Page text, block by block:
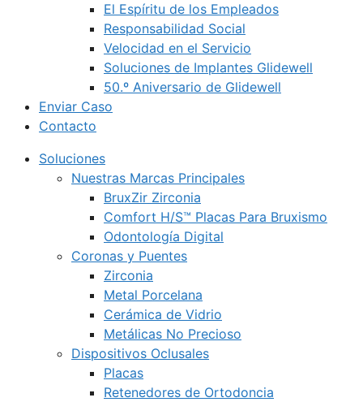
El Espíritu de los Empleados
Responsabilidad Social
Velocidad en el Servicio
Soluciones de Implantes Glidewell
50.º Aniversario de Glidewell
Enviar Caso
Contacto
Soluciones
Nuestras Marcas Principales
BruxZir Zirconia
Comfort H/S™ Placas Para Bruxismo
Odontología Digital
Coronas y Puentes
Zirconia
Metal Porcelana
Cerámica de Vidrio
Metálicas No Precioso
Dispositivos Oclusales
Placas
Retenedores de Ortodoncia